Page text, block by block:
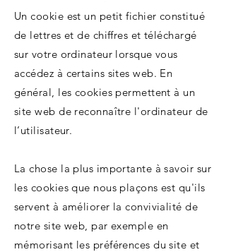
Un cookie est un petit fichier constitué
de lettres et de chiffres et téléchargé
sur votre ordinateur lorsque vous
accédez à certains sites web. En
général, les cookies permettent à un
site web de reconnaître l'ordinateur de
l’utilisateur.
La chose la plus importante à savoir sur
les cookies que nous plaçons est qu'ils
servent à améliorer la convivialité de
notre site web, par exemple en
mémorisant les préférences du site et